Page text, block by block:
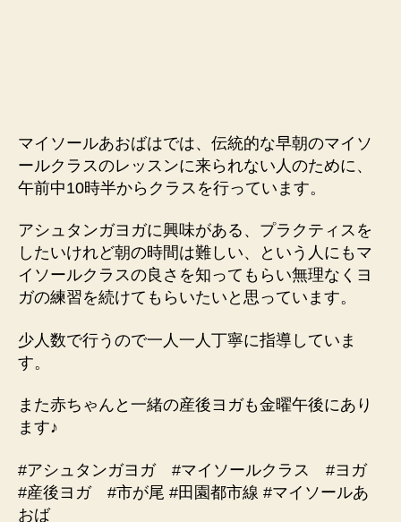
マイソールあおばはでは、伝統的な早朝のマイソ
ールクラスのレッスンに来られない人のために、
午前中10時半からクラスを行っています。
アシュタンガヨガに興味がある、プラクティスを
したいけれど朝の時間は難しい、という人にもマ
イソールクラスの良さを知ってもらい無理なくヨ
ガの練習を続けてもらいたいと思っています。
少人数で行うので一人一人丁寧に指導していま
す。
また赤ちゃんと一緒の産後ヨガも金曜午後にあり
ます♪
#アシュタンガヨガ #マイソールクラス #ヨガ
#産後ヨガ #市が尾 #田園都市線 #マイソールあ
おば